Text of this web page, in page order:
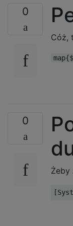
0
Cóż,
0
Żeby